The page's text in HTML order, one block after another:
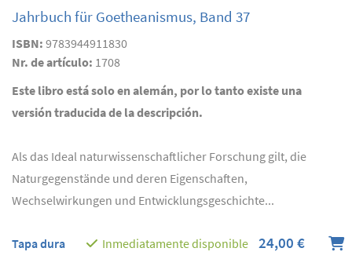
Jahrbuch für Goetheanismus, Band 37
ISBN: 9783944911830
Nr. de artículo: 1708
Este libro está solo en alemán, por lo tanto existe una
versión traducida de la descripción.
Als das Ideal naturwissenschaftlicher Forschung gilt, die
Naturgegenstände und deren Eigenschaften,
Wechselwirkungen und Entwicklungsgeschichte...
Tapa dura Inmediatamente disponible 24,00 €